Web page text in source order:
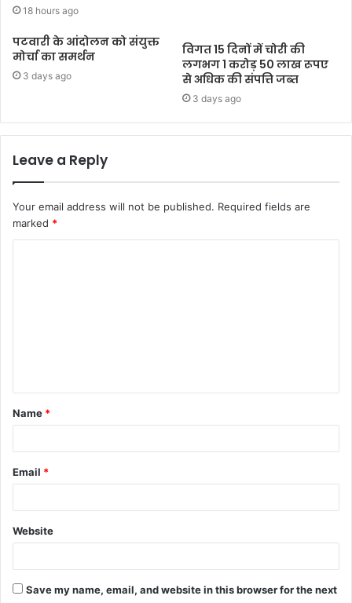
18 hours ago
पटवारी के आंदोलन को संयुक्त
मोर्चा का समर्थन
3 days ago
विगत 15 दिनों में चोरी की
लगभग 1 करोड़ 50 लाख रूपए
से अधिक की संपत्ति जब्‍त
3 days ago
Leave a Reply
Your email address will not be published. Required fields are
marked *
t
*
Name *
Email *
Website
Save my name, email, and website in this browser for the next